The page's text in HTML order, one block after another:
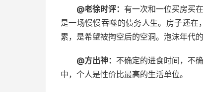
@老徐时评： 有一次和一位买房买
是一场慢慢吞噬的债务人生。房子还
累，是希望被掏空后的空洞。泡沫年代
@方出神： 不确定的进食时间，不
中，个人是性价比最高的生活单位。 ​​​